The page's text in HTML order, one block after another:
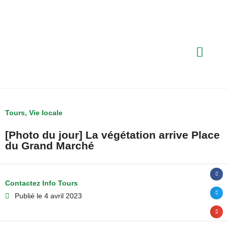
Tours, Vie locale
[Photo du jour] La végétation arrive Place
du Grand Marché
Contactez Info Tours
Publié le 4 avril 2023